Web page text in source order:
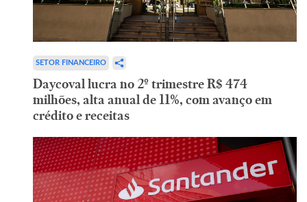
SETOR FINANCEIRO
Daycoval lucra no 2º trimestre R$ 474
milhões, alta anual de 11%, com avanço em
crédito e receitas